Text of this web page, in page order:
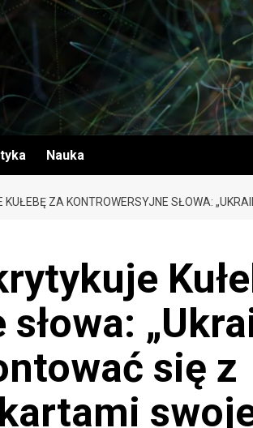
Nauka
KUŁEBĘ ZA KONTROWERSYJNE SŁOWA:
się z